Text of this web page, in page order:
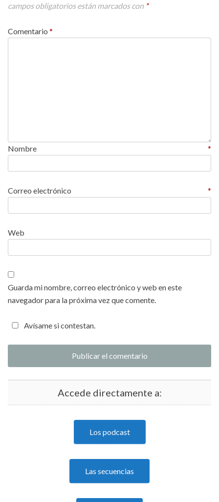
campos obligatorios están marcados con *
Comentario *
Nombre *
Correo electrónico *
Web
Guarda mi nombre, correo electrónico y web en este
navegador para la próxima vez que comente.
Avísame si contestan.
Accede directamente a:
Los podcast
Las secuencias